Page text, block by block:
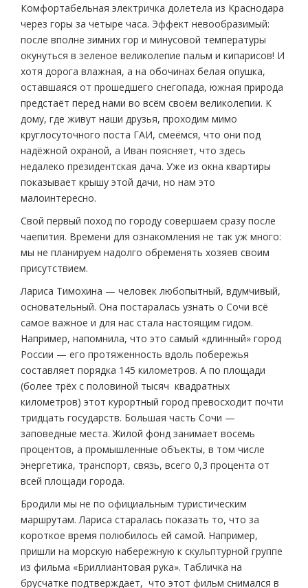
Комфортабельная электричка долетела из Краснодара
через горы за четыре часа. Эффект невообразимый:
после вполне зимних гор и минусовой температуры
окунуться в зеленое великолепие пальм и кипарисов! И
хотя дорога влажная, а на обочинах белая опушка,
оставшаяся от прошедшего снегопада, южная природа
предстаёт перед нами во всём своём великолепии. К
дому, где живут наши друзья, проходим мимо
круглосуточного поста ГАИ, смеёмся, что они под
надёжной охраной, а Иван поясняет, что здесь
недалеко президентская дача. Уже из окна квартиры
показывает крышу этой дачи, но нам это
малоинтересно.
Свой первый поход по городу совершаем сразу после
чаепития. Времени для ознакомления не так уж много:
мы не планируем надолго обременять хозяев своим
присутствием.
Лариса Тимохина — человек любопытный, вдумчивый,
основательный. Она постаралась узнать о Сочи всё
самое важное и для нас стала настоящим гидом.
Например, напомнила, что это самый «длинный» город
России — его протяженность вдоль побережья
составляет порядка 145 километров. А по площади
(более трёх с половиной тысяч квадратных
километров) этот курортный город превосходит почти
тридцать государств. Большая часть Сочи —
заповедные места. Жилой фонд занимает восемь
процентов, а промышленные объекты, в том числе
энергетика, транспорт, связь, всего 0,3 процента от
всей площади города.
Бродили мы не по официальным туристическим
маршрутам. Лариса старалась показать то, что за
короткое время полюбилось ей самой. Например,
пришли на морскую набережную к скульптурной группе
из фильма «Бриллиантовая рука». Табличка на
брусчатке подтверждает, что этот фильм снимался в